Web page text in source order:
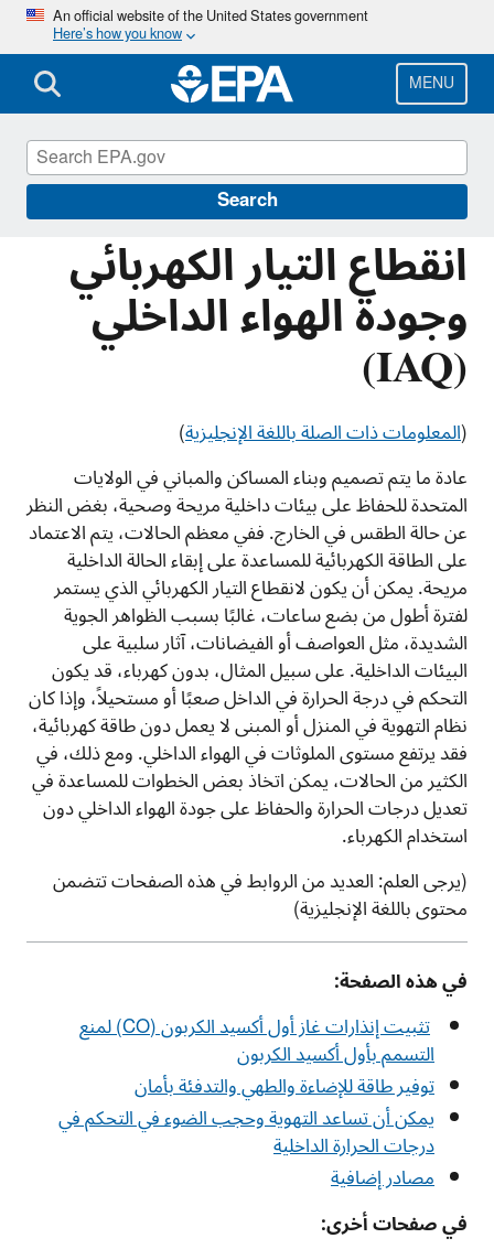
Skip
main
content
An official website of the United States government
Here’s how you know
MENU
Search
انقطاع التيار الكهربائي
وجودة الهواء الداخلي
(IAQ)
(المعلومات ذات الصلة باللغة الإنجليزية)
عادة ما يتم تصميم وبناء المساكن والمباني في الولايات
المتحدة للحفاظ على بيئات داخلية مريحة وصحية، بغض النظر
عن حالة الطقس في الخارج. ففي معظم الحالات، يتم الاعتماد
على الطاقة الكهربائية للمساعدة على إبقاء الحالة الداخلية
مريحة. يمكن أن يكون لانقطاع التيار الكهربائي الذي يستمر
لفترة أطول من بضع ساعات، غالبًا بسبب الظواهر الجوية
الشديدة، مثل العواصف أو الفيضانات، آثار سلبية على
البيئات الداخلية. على سبيل المثال، بدون كهرباء، قد يكون
التحكم في درجة الحرارة في الداخل صعبًا أو مستحيلاً، وإذا كان
نظام التهوية في المنزل أو المبنى لا يعمل دون طاقة كهربائية،
فقد يرتفع مستوى الملوثات في الهواء الداخلي. ومع ذلك، في
الكثير من الحالات، يمكن اتخاذ بعض الخطوات للمساعدة في
تعديل درجات الحرارة والحفاظ على جودة الهواء الداخلي دون
استخدام الكهرباء.
(يرجى العلم: العديد من الروابط في هذه الصفحات تتضمن
محتوى باللغة الإنجليزية)
في هذه الصفحة:
تثبيت إنذارات غاز أول أكسيد الكربون (CO) لمنع
التسمم بأول أكسيد الكربون
توفير طاقة للإضاءة والطهي والتدفئة بأمان
يمكن أن تساعد التهوية وحجب الضوء في التحكم في
درجات الحرارة الداخلية
مصادر إضافية
في صفحات أخرى:
Information for Individuals with Limited
English Proficiency